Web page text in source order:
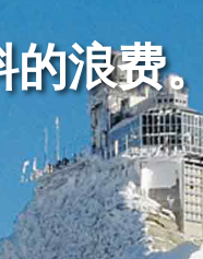
浪费。